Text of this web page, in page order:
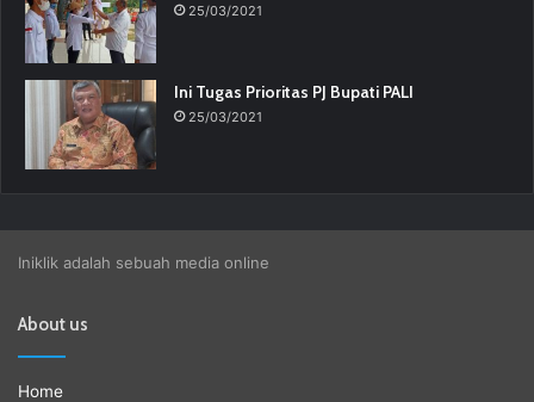
25/03/2021
Ini Tugas Prioritas PJ Bupati PALI
25/03/2021
Iniklik adalah sebuah media online
About us
Home